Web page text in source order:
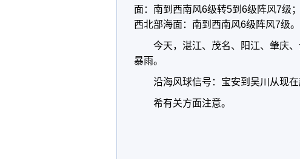
面：南到西南风6级转5到6级阵风7级
西北部海面：南到西南风6级阵风7级。
今天，湛江、茂名、阳江、肇庆
暴雨。
沿海风球信号：宝安到吴川从现
希有关方面注意。